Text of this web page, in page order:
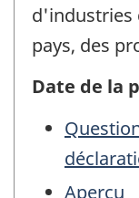
d'industries
pays, des
Date de la
Aperçu